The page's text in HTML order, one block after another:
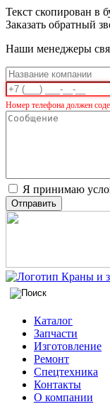
Текст скопирован в
Заказать обратный
Наши менеджеры
Номер телефона должен
Я принимаю
Отправить
Каталог
Запчасти
Изготовление
Ремонт
Спецтехника
Контакты
О компании